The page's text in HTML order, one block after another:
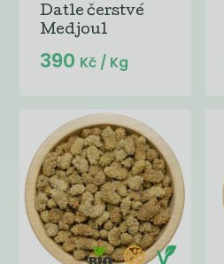
Datle čerstvé
Medjoul
390 Kč / Kg